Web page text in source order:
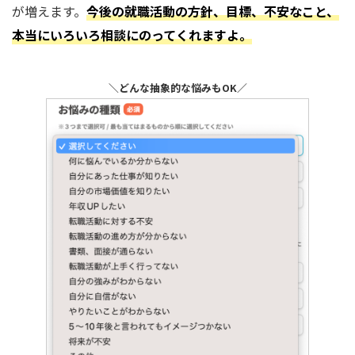
が増えます。 今後の就職活動の方針、目標、不安なこと、
本当にいろいろ相談にのってくれますよ。
＼どんな抽象的な悩みもOK／